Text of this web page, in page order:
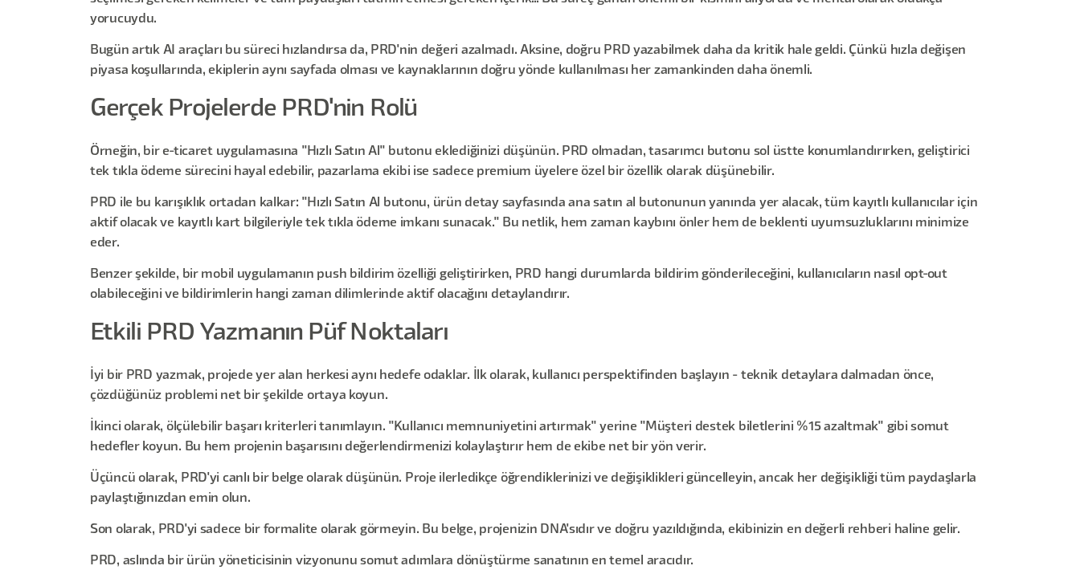
yorucuydu.
Bugün artık AI araçları bu süreci hızlandırsa da, PRD'nin değeri azalmadı. Aksine, doğru PRD yazabilmek daha da kritik hale geldi. Çünkü hızla değişen
piyasa koşullarında, ekiplerin aynı sayfada olması ve kaynaklarının doğru yönde kullanılması her zamankinden daha önemli.
Gerçek Projelerde PRD'nin Rolü
Örneğin, bir e-ticaret uygulamasına "Hızlı Satın Al" butonu eklediğinizi düşünün. PRD olmadan, tasarımcı butonu sol üstte konumlandırırken, geliştirici
tek tıkla ödeme sürecini hayal edebilir, pazarlama ekibi ise sadece premium üyelere özel bir özellik olarak düşünebilir.
PRD ile bu karışıklık ortadan kalkar: "Hızlı Satın Al butonu, ürün detay sayfasında ana satın al butonunun yanında yer alacak, tüm kayıtlı kullanıcılar için
aktif olacak ve kayıtlı kart bilgileriyle tek tıkla ödeme imkanı sunacak." Bu netlik, hem zaman kaybını önler hem de beklenti uyumsuzluklarını minimize
eder.
Benzer şekilde, bir mobil uygulamanın push bildirim özelliği geliştirirken, PRD hangi durumlarda bildirim gönderileceğini, kullanıcıların nasıl opt-out
olabileceğini ve bildirimlerin hangi zaman dilimlerinde aktif olacağını detaylandırır.
Etkili PRD Yazmanın Püf Noktaları
İyi bir PRD yazmak, projede yer alan herkesi aynı hedefe odaklar. İlk olarak, kullanıcı perspektifinden başlayın - teknik detaylara dalmadan önce,
çözdüğünüz problemi net bir şekilde ortaya koyun.
İkinci olarak, ölçülebilir başarı kriterleri tanımlayın. "Kullanıcı memnuniyetini artırmak" yerine "Müşteri destek biletlerini %15 azaltmak" gibi somut
hedefler koyun. Bu hem projenin başarısını değerlendirmenizi kolaylaştırır hem de ekibe net bir yön verir.
Üçüncü olarak, PRD'yi canlı bir belge olarak düşünün. Proje ilerledikçe öğrendiklerinizi ve değişiklikleri güncelleyin, ancak her değişikliği tüm paydaşlarla
paylaştığınızdan emin olun.
Son olarak, PRD'yi sadece bir formalite olarak görmeyin. Bu belge, projenizin DNA'sıdır ve doğru yazıldığında, ekibinizin en değerli rehberi haline gelir.
PRD, aslında bir ürün yöneticisinin vizyonunu somut adımlara dönüştürme sanatının en temel aracıdır.